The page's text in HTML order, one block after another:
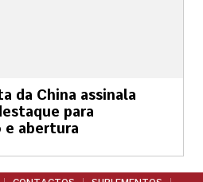
da China assinala
para
e abertura